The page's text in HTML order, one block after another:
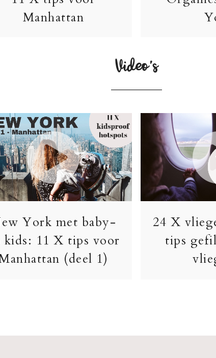
Manhattan
Video’s
York met baby-
kids: 11 X tips voor
(deel 1)
24 X
tips